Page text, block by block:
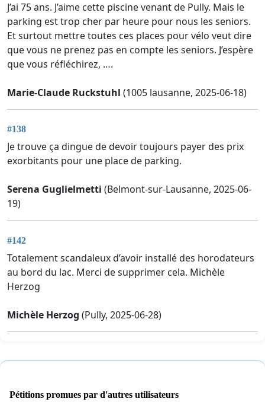
J’ai 75 ans. J’aime cette piscine venant de Pully. Mais le
parking est trop cher par heure pour nous les seniors.
Et surtout mettre toutes ces places pour vélo veut dire
que vous ne prenez pas en compte les seniors. J’espère
que vous réfléchirez, ….
Marie-Claude Ruckstuhl (1005 lausanne, 2025-06-18)
#138
Je trouve ça dingue de devoir toujours payer des prix
exorbitants pour une place de parking.
Serena Guglielmetti (Belmont-sur-Lausanne, 2025-06-
19)
#142
Totalement scandaleux d’avoir installé des horodateurs
au bord du lac. Merci de supprimer cela. Michèle
Herzog
Michèle Herzog (Pully, 2025-06-28)
Pétitions promues par d'autres utilisateurs